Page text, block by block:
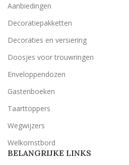
Aanbiedingen
Decoratiepakketten
Decoraties en versiering
Doosjes voor trouwringen
Enveloppendozen
Gastenboeken
Taarttoppers
Wegwijzers
Welkomstbord
BELANGRIJKE LINKS